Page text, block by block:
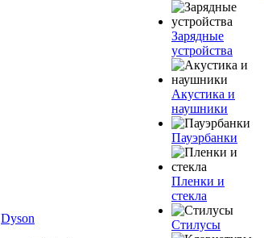
Dyson
Зарядные
устройства
Акустика и
наушники
Пауэрбанки
Пленки и
стекла
Стилусы